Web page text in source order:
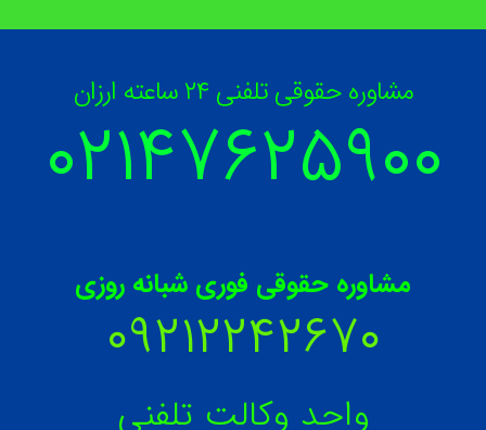
مشاوره حقوقی تلفنی ۲۴ ساعته ارزان
۰۲۱۴۷۶۲۵۹۰۰
مشاوره حقوقی فوری شبانه روزی
۰۹۲۱۲۲۴۲۶۷۰
واحد وکالت تلفنی